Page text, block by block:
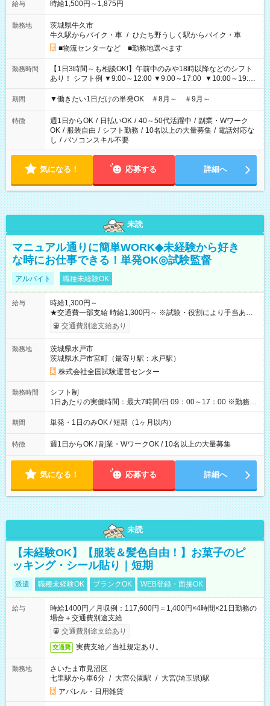
給与 時給1,500円～1,875円
勤務地
茨城県牛久市
牛久駅からバイク・車 / ひたち野うしく駅からバイク・車
■物流センターなど ■勤務地選べます
勤務時間
【1日3時間～も相談OK!】午前中のみや18時以降などのシフト
あり！ シフト例 ▼9:00～12:00 ▼9:00～17:00 ▼10:00～19:00
▼18:00～21:00
期間 ▼働きたい1日だけの単発OK ＃8月～ ＃9月～
特徴 週1日からOK / 日払いOK / 40～50代活躍中 / 副業・Wワーク
OK / 服装自由 / シフト勤務 / 10名以上の大量募集 / 電話対応な
し / パソコンスキル不要
気になる！ 応募する 詳細へ
未読
マニュアル通りに簡単WORK◆未経験から好き
な時にお仕事できる！単発OK◎試験監督
アルバイト 職種未経験OK
給与
時給1,300円～
★交通費一部支給 時給1,300円～ ※試験・役割により手当あり
※勤務回数により昇給あり 【即給（前払い）オプションあ
り！】 希望される場合、勤務から1週間ほどで給与の一部を受け
例】 ・河合塾模擬試験 8:30～17:30（休憩1時間） 時給1,300円
×8時間＝日収10,400円＋交通費 ※当日の役割により時給＋100
円の場合あり ・国家試験 7:00～13:30（休憩なし） 時給1,300
円（役割手当＋100円）×6時間＝日収8,400円＋交通費 【試用期
間】試用期間なし
交通費別途支給あり
勤務地
茨城県水戸市
茨城県水戸市宮町（最寄り駅：水戸駅）
株式会社全国試験運営センター
勤務時間
シフト制
1日あたりの実働時間：最大7時間/日 09：00～17：00 ※勤務時
間は 試験により異なります。
期間 単発・1日のみOK / 短期（1ヶ月以内）
特徴 週1日からOK / 副業・WワークOK / 10名以上の大量募集
気になる！ 応募する 詳細へ
未読
【未経験OK】【服装＆髪色自由！】お菓子のピ
ッキング・シール貼り｜短期
派遣 職種未経験OK ブランクOK WEB登録・面接OK
給与
時給1400円／月収例：117,600円＝1,400円×4時間×21日勤務の
場合＋交通費別途支給
交通費別途支給あり
交通費 実費支給／当社規定あり。
勤務地
さいたま市見沼区
七里駅から車6分 / 大宮公園駅 / 大宮(埼玉県)駅
アパレル・日用雑貨